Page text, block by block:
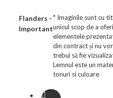
Flanders -
Important
* Imaginile sunt cu
unicul scop de a
elementele
din contract și nu
trebui să fie
Lemnul este un
tonuri si culoare